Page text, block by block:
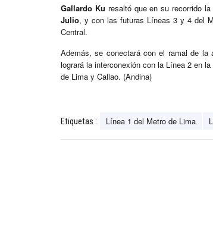
Gallardo Ku resaltó que en su recorrido
Julio, y con las futuras Líneas 3 y 4 del
Central.
Además, se conectará con el ramal de
logrará la interconexión con la Línea 2 en
de Lima y Callao. (Andina)
Etiquetas : Línea 1 del Metro de Lima